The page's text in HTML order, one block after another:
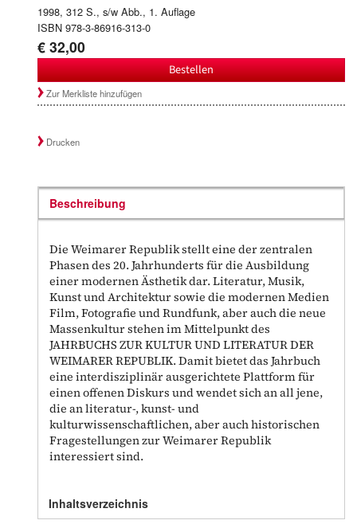
1998, 312 S., s/w Abb., 1. Auflage
ISBN 978-3-86916-313-0
€ 32,00
Bestellen
Zur Merkliste hinzufügen
Drucken
Beschreibung
Die Weimarer Republik stellt eine der zentralen
Phasen des 20. Jahrhunderts für die Ausbildung
einer modernen Ästhetik dar. Literatur, Musik,
Kunst und Architektur sowie die modernen Medien
Film, Fotografie und Rundfunk, aber auch die neue
Massenkultur stehen im Mittelpunkt des
JAHRBUCHS ZUR KULTUR UND LITERATUR DER
WEIMARER REPUBLIK. Damit bietet das Jahrbuch
eine interdisziplinär ausgerichtete Plattform für
einen offenen Diskurs und wendet sich an all jene,
die an literatur-, kunst- und
kulturwissenschaftlichen, aber auch historischen
Fragestellungen zur Weimarer Republik
interessiert sind.
Inhaltsverzeichnis